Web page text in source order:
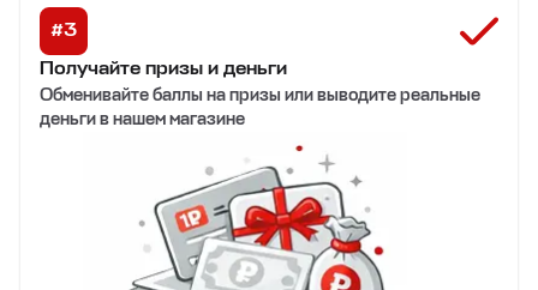
#3
Получайте призы и деньги
Обменивайте баллы на призы или выводите реальные
деньги в нашем магазине